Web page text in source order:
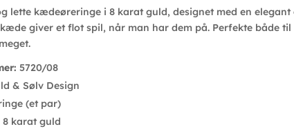
lette kædeøreringe i 8 karat guld, designet med en
giver et flot spil, når man har dem på. Perfekte både
5720/08
& Sølv Design
(et par)
8 karat guld